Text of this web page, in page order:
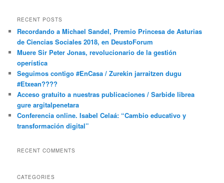
RECENT POSTS
Recordando a Michael Sandel, Premio Princesa de Asturias
de Ciencias Sociales 2018, en DeustoForum
Muere Sir Peter Jonas, revolucionario de la gestión
operística
Seguimos contigo #EnCasa / Zurekin jarraitzen dugu
#Etxean????
Acceso gratuito a nuestras publicaciones / Sarbide librea
gure argitalpenetara
Conferencia online. Isabel Celaá: “Cambio educativo y
transformación digital”
RECENT COMMENTS
CATEGORIES